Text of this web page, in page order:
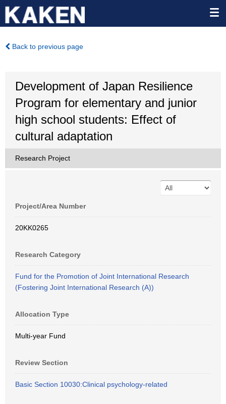
Back to previous page
Development of Japan Resilience
Program for elementary and junior
high school students: Effect of
cultural adaptation
Research Project
Project/Area Number
20KK0265
Research Category
Fund for the Promotion of Joint International Research
(Fostering Joint International Research (A))
Allocation Type
Multi-year Fund
Review Section
Basic Section 10030:Clinical psychology-related